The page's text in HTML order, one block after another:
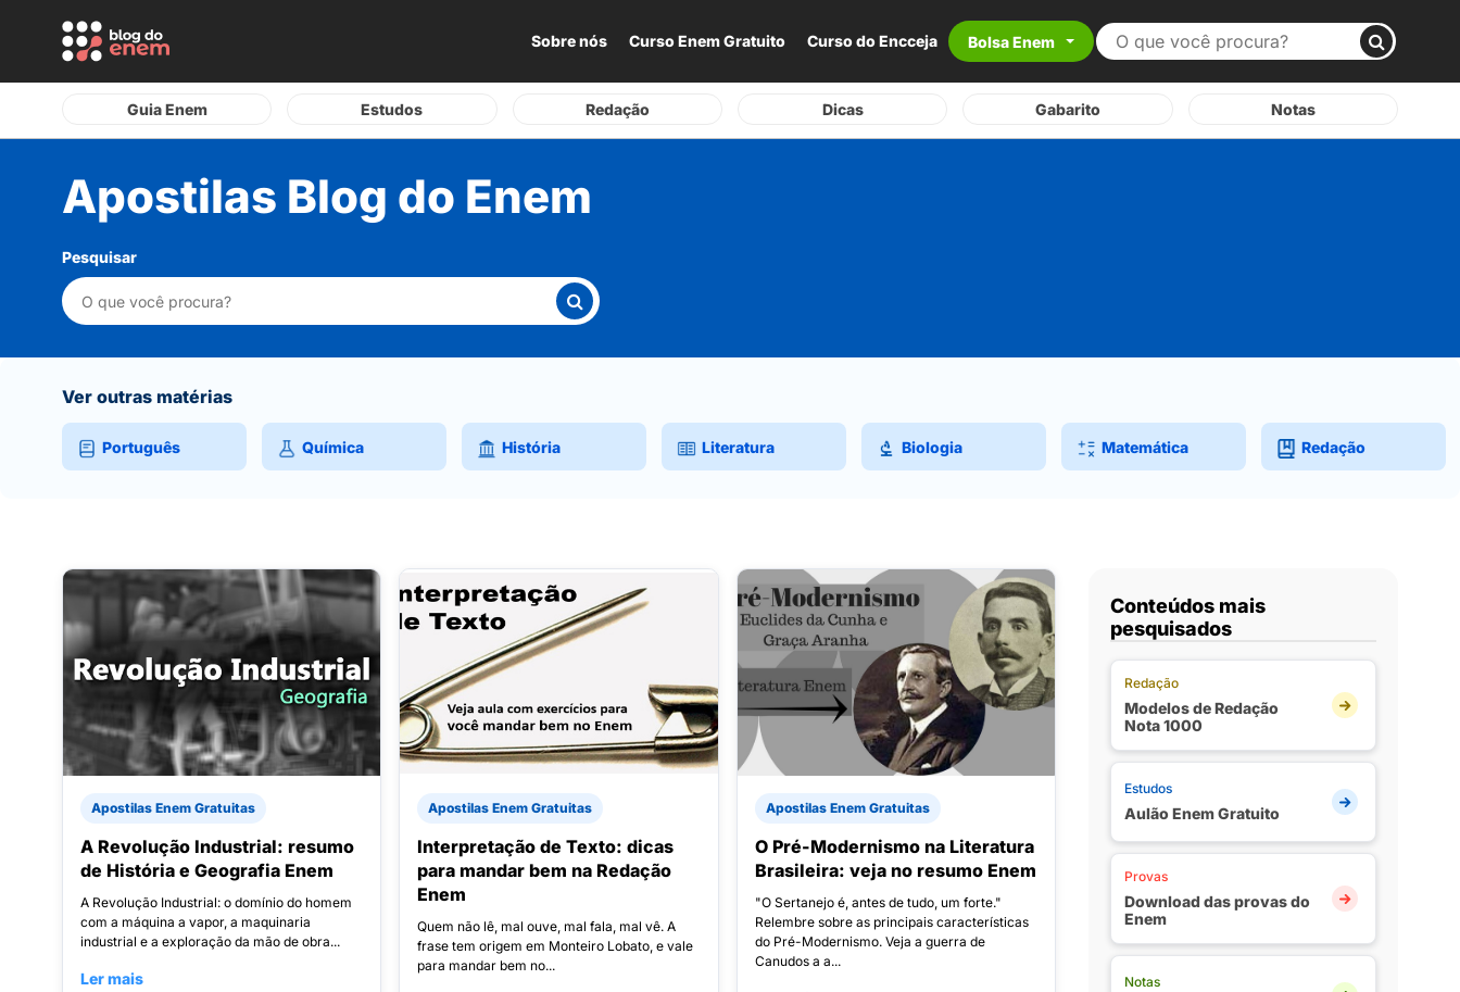
Sobre nós Curso Enem Gratuito Curso do Encceja Bolsa Enem
Guia Enem Estudos Redação Dicas Gabarito Notas
Apostilas Blog do Enem
Pesquisar
Ver outras matérias
Português Química História Literatura Biologia Matemática Redação
Apostilas Enem Gratuitas
A Revolução Industrial: resumo
de História e Geografia Enem
A Revolução Industrial: o domínio do homem
com a máquina a vapor, a maquinaria
industrial e a exploração da mão de obra...
Ler mais
Apostilas Enem Gratuitas
Interpretação de Texto: dicas
para mandar bem na Redação
Enem
Quem não lê, mal ouve, mal fala, mal vê. A
frase tem origem em Monteiro Lobato, e vale
para mandar bem no...
Apostilas Enem Gratuitas
O Pré-Modernismo na Literatura
Brasileira: veja no resumo Enem
"O Sertanejo é, antes de tudo, um forte."
Relembre sobre as principais características
do Pré-Modernismo. Veja a guerra de
Canudos a a...
Conteúdos mais
pesquisados
Redação
Modelos de Redação
Nota 1000
Estudos
Aulão Enem Gratuito
Provas
Download das provas do
Enem
Notas